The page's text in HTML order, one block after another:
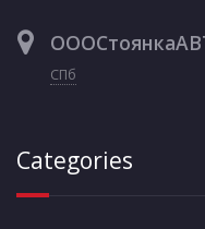
СПб
Categories